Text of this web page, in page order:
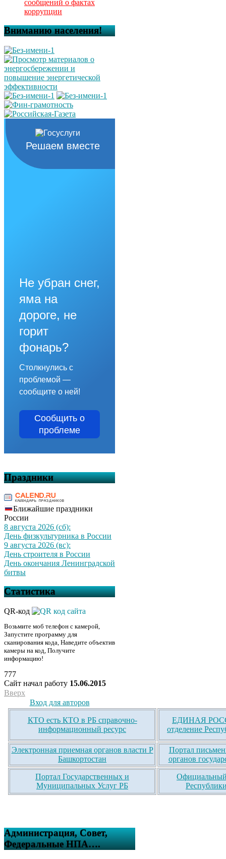
сообщений о фактах
коррупции
Вниманию населения!
Решаем вместе
Не убран снег,
яма на
дороге, не
горит
фонарь?
Столкнулись с
проблемой —
сообщите о ней!
Сообщить о
проблеме
Праздники
Ближайшие праздники
России
8 августа 2026 (сб):
День физкультурника в России
9 августа 2026 (вс):
День строителя в России
День окончания Ленинградской
битвы
Статистика
QR-код
Возьмите моб телефон с камерой,
Запустите программу для
сканирования кода, Наведите объектив
камеры на код, Получите
информацию!
777
Сайт начал работу 15.06.2015
Вверх
Вход для авторов
КТО есть КТО в РБ справочно-
информационный ресурс
ЕДИНАЯ
отделение
Электронная приемная органов власти Р
Башкортостан
Портал
органов
Портал Государственных и
Муниципальных Услуг РБ
Официальный
Администрация, Совет,
Федеральные НПА….